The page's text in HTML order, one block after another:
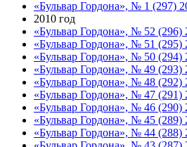
«Бульвар Гордона», № 1 (297)
2010 год
«Бульвар Гордона», № 52 (296)
«Бульвар Гордона», № 51 (295)
«Бульвар Гордона», № 50 (294)
«Бульвар Гордона», № 49 (293)
«Бульвар Гордона», № 48 (292)
«Бульвар Гордона», № 47 (291)
«Бульвар Гордона», № 46 (290)
«Бульвар Гордона», № 45 (289)
«Бульвар Гордона», № 44 (288)